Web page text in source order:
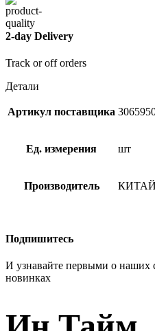
2-day Delivery
Track or off orders
Детали
Артикул поставщика
Ед. измерения шт
Производитель КИТАЙ
Подпишитесь
И узнавайте первыми о наших
новинках